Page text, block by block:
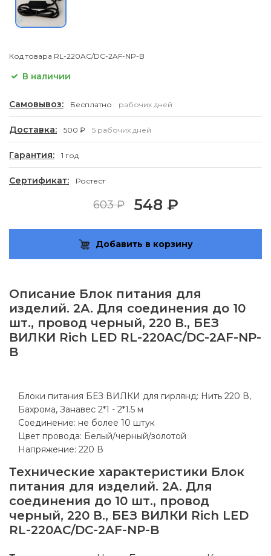
Код товара RL-220AC/DC-2AF-NP-B
В наличии
Самовывоз: Бесплатно рабочих дней
Доставка: 500 ₽ 5 рабочих дней
Гарантия: 1 год
Сертификат: Ростест
603 ₽ 548 ₽
Добавить в корзину
Описание Блок питания для
изделий. 2А. Для соединения до 10
шт., провод черный, 220 В., БЕЗ
ВИЛКИ Rich LED RL-220AC/DC-2AF-NP-
B
Блоки питания БЕЗ ВИЛКИ для гирлянд: Нить 220 В,
Бахрома, Занавес 2*1 - 2*1.5 м
Соединение: не более 10 штук
Цвет провода: Белый/черный/золотой
Напряжение: 220 В
Технические характеристики Блок
питания для изделий. 2А. Для
соединения до 10 шт., провод
черный, 220 В., БЕЗ ВИЛКИ Rich LED
RL-220AC/DC-2AF-NP-B